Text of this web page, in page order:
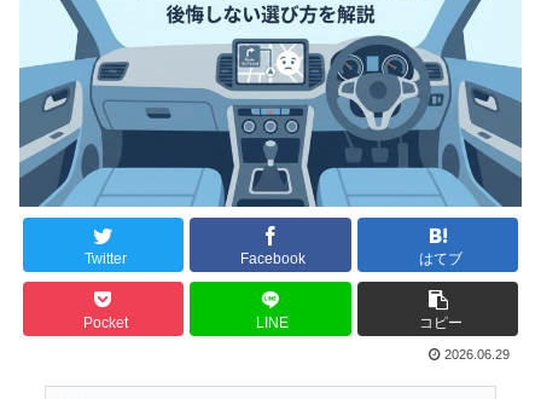
Twitter Facebook はてブ
Pocket LINE コピー
2026.06.29